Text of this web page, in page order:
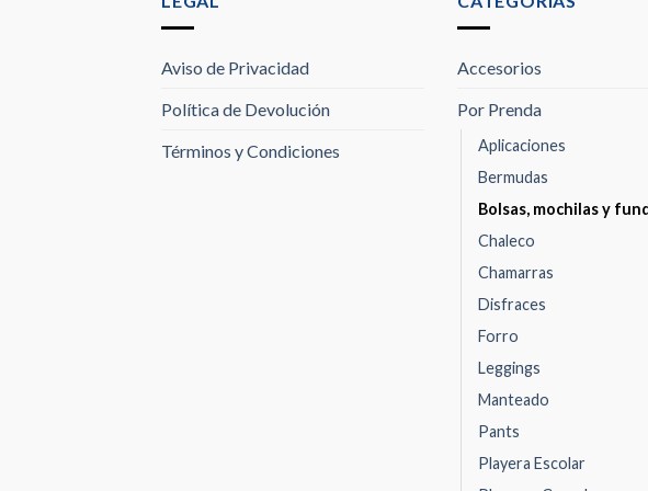
Aviso de Privacidad
Política de Devolución
Términos y Condiciones
Accesorios
Por Prenda
Aplicaciones
Bermudas
Bolsas, mochilas y
Chaleco
Chamarras
Disfraces
Forro
Leggings
Manteado
Pants
Playera Escolar